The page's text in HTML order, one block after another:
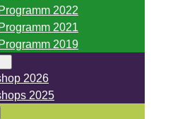
2022
2021
2019
2026
2025